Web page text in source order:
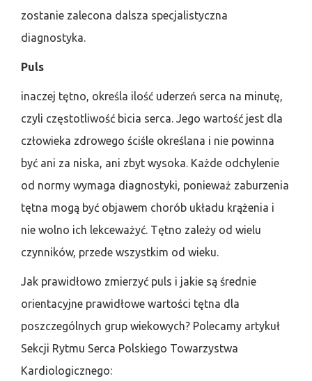
zostanie zalecona dalsza specjalistyczna
diagnostyka.
Puls
inaczej tętno, określa ilość uderzeń serca na minutę,
czyli częstotliwość bicia serca. Jego wartość jest dla
człowieka zdrowego ściśle określana i nie powinna
być ani za niska, ani zbyt wysoka. Każde odchylenie
od normy wymaga diagnostyki, ponieważ zaburzenia
tętna mogą być objawem chorób układu krążenia i
nie wolno ich lekceważyć. Tętno zależy od wielu
czynników, przede wszystkim od wieku.
Jak prawidłowo zmierzyć puls i jakie są średnie
orientacyjne prawidłowe wartości tętna dla
poszczególnych grup wiekowych? Polecamy artykuł
Sekcji Rytmu Serca Polskiego Towarzystwa
Kardiologicznego: